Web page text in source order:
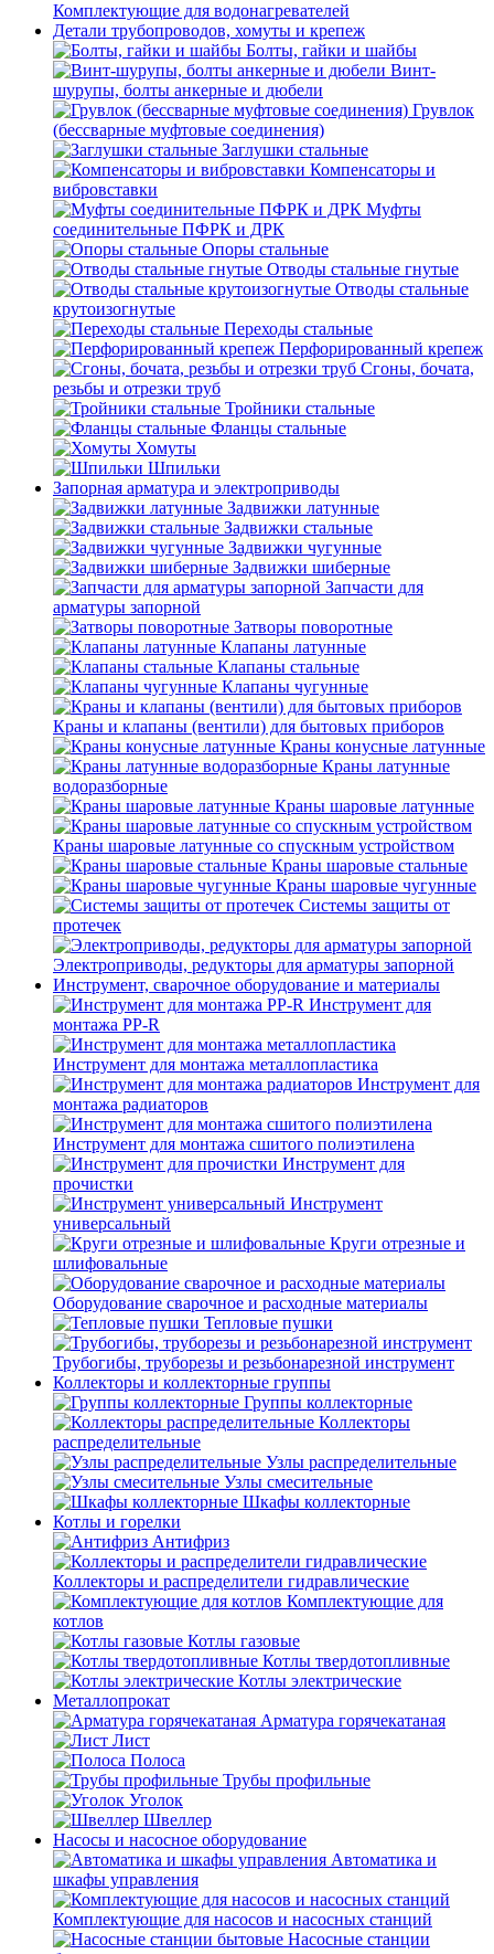
Комплектующие для водонагревателей
Детали трубопроводов, хомуты и крепеж
Болты, гайки и шайбы
Винт-
шурупы, болты анкерные и дюбели
Грувлок
(бессварные муфтовые соединения)
Заглушки стальные
Компенсаторы и
вибровставки
Муфты
соединительные ПФРК и ДРК
Опоры стальные
Отводы стальные гнутые
Отводы стальные
крутоизогнутые
Переходы стальные
Перфорированный крепеж
Сгоны, бочата,
резьбы и отрезки труб
Тройники стальные
Фланцы стальные
Хомуты
Шпильки
Запорная арматура и электроприводы
Задвижки латунные
Задвижки стальные
Задвижки чугунные
Задвижки шиберные
Запчасти для
арматуры запорной
Затворы поворотные
Клапаны латунные
Клапаны стальные
Клапаны чугунные
Краны и клапаны (вентили) для бытовых приборов
Краны конусные латунные
Краны латунные
водоразборные
Краны шаровые латунные
Краны шаровые латунные со спускным устройством
Краны шаровые стальные
Краны шаровые чугунные
Системы защиты от
протечек
Электроприводы, редукторы для арматуры запорной
Инструмент, сварочное оборудование и материалы
Инструмент для
монтажа PP-R
Инструмент для монтажа металлопластика
Инструмент для
монтажа радиаторов
Инструмент для монтажа сшитого полиэтилена
Инструмент для
прочистки
Инструмент
универсальный
Круги отрезные и
шлифовальные
Оборудование сварочное и расходные материалы
Тепловые пушки
Трубогибы, труборезы и резьбонарезной инструмент
Коллекторы и коллекторные группы
Группы коллекторные
Коллекторы
распределительные
Узлы распределительные
Узлы смесительные
Шкафы коллекторные
Котлы и горелки
Антифриз
Коллекторы и распределители гидравлические
Комплектующие для
котлов
Котлы газовые
Котлы твердотопливные
Котлы электрические
Металлопрокат
Арматура горячекатаная
Лист
Полоса
Трубы профильные
Уголок
Швеллер
Насосы и насосное оборудование
Автоматика и
шкафы управления
Комплектующие для насосов и насосных станций
Насосные станции